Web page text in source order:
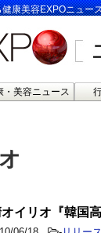
康美容EXPOニュー
・美容ニュース
オイリオ『韓国